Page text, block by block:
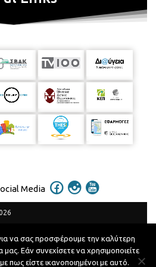
Media
να σας προσφέρουμε την καλύτερη
μας. Εάν συνεχίσετε να χρησιμοποιείτε
πως είστε ικανοποιημένοι με αυτό.